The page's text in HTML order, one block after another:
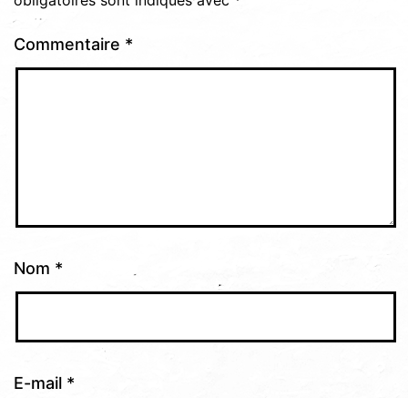
Commentaire *
Nom *
E-mail *